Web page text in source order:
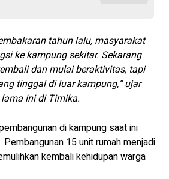
tahun lalu, masyarakat
ke kampung sekitar. Sekarang
dan mulai beraktivitas, tapi
tinggal di luar kampung,” ujar
ini di Timika.
di kampung saat ini
15 unit rumah menjadi
kembali kehidupan warga